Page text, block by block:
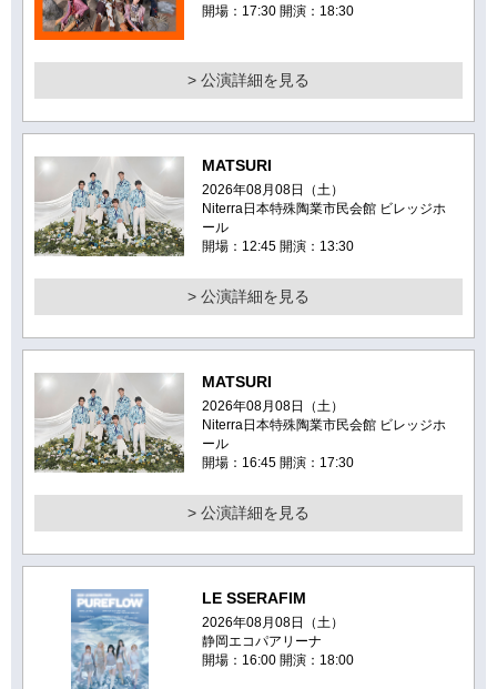
開場：17:30 開演：18:30
> 公演詳細を見る
MATSURI
2026年08月08日（土）
Niterra日本特殊陶業市民会館 ビレッジホ
ール
開場：12:45 開演：13:30
> 公演詳細を見る
MATSURI
2026年08月08日（土）
Niterra日本特殊陶業市民会館 ビレッジホ
ール
開場：16:45 開演：17:30
> 公演詳細を見る
LE SSERAFIM
2026年08月08日（土）
静岡エコパアリーナ
開場：16:00 開演：18:00